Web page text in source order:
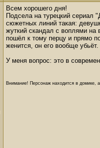
Всем хорошего дня!
Подсела на турецкий сериал
сюжетных линий такая:
жуткий скандал с воплями на
пошёл к тому перцу и прямо
женится, он его вообще
У меня вопрос: это в
Внимание! Персонаж находится в домике,